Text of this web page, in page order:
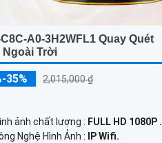
A0-3H2WFL1 Quay Quét
Ngoài Trời
35% 2,015,000 ₫
ảnh chất lượng : FULL HD 1080P .
Nghệ Hình Ảnh :
IP Wifi.